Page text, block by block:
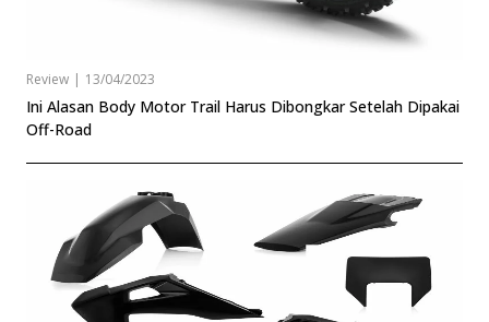
Review | 13/04/2023
Ini Alasan Body Motor Trail Harus Dibongkar Setelah Dipakai
Off-Road